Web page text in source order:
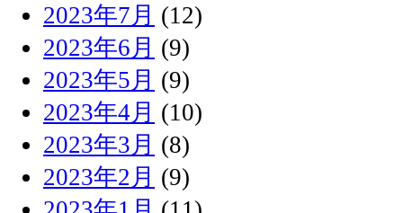
2023年7月 (12)
2023年6月 (9)
2023年5月 (9)
2023年4月 (10)
2023年3月 (8)
2023年2月 (9)